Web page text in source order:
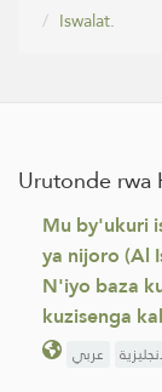
Iswalat.
Urutonde rwa
Mu by'ukuri
ya nijoro (Al
N'iyo baza
kuzisenga
عربي